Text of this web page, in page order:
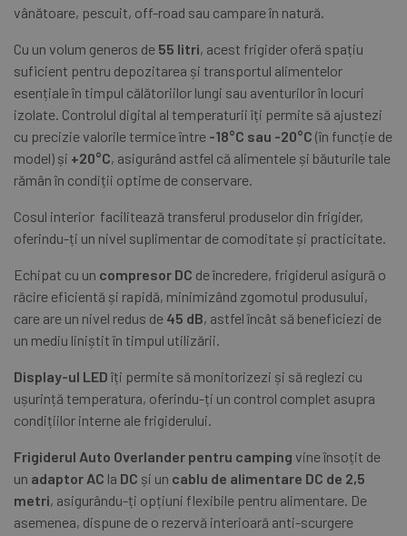
vânătoare, pescuit, off-road sau campare în natură.
Cu un volum generos de 55 litri, acest frigider oferă spațiu
suficient pentru depozitarea și transportul alimentelor
esențiale în timpul călătoriilor lungi sau aventurilor în locuri
izolate. Controlul digital al temperaturii îți permite să ajustezi
cu precizie valorile termice între -18°C sau -20°C (în funcție de
model) și +20°C, asigurând astfel că alimentele și băuturile tale
rămân în condiții optime de conservare.
Cosul interior facilitează transferul produselor din frigider,
oferindu-ți un nivel suplimentar de comoditate și practicitate.
Echipat cu un compresor DC de încredere, frigiderul asigură o
răcire eficientă și rapidă, minimizând zgomotul produsului,
care are un nivel redus de 45 dB, astfel încât să beneficiezi de
un mediu liniștit în timpul utilizării.
Display-ul LEDîți permite să monitorizezi și să reglezi cu
ușurință temperatura, oferindu-ți un control complet asupra
condițiilor interne ale frigiderului.
Frigiderul Auto Overlander pentru camping vine însoțit de
un adaptor AC la DC și un cablu de alimentare DC de 2,5
metri, asigurându-ți opțiuni flexibile pentru alimentare. De
asemenea, dispune de o rezervă interioară anti-scurgere